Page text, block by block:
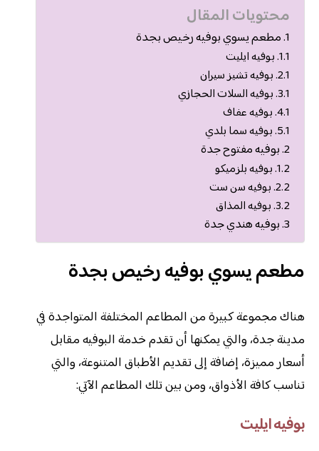
محتويات المقال
مطعم يسوي بوفيه رخيص بجدة
بوفيه ايليت
بوفيه تشيز سيران
بوفيه السلات الحجازي
بوفيه عفاف
بوفيه سما بلدي
بوفيه مفتوح جدة
بوفيه بلزميكو
بوفيه سن ست
بوفيه المذاق
بوفيه هندي جدة
مطعم يسوي بوفيه رخيص بجدة
هناك مجموعة كبيرة من المطاعم المختلفة المتواجدة في
مدينة جدة، والتي يمكنها أن تقدم خدمة البوفيه مقابل
أسعار مميزة، إضافة إلى تقديم الأطباق المتنوعة، والتي
تناسب كافة الأذواق، ومن بين تلك المطاعم الآتي:
بوفيه ايليت